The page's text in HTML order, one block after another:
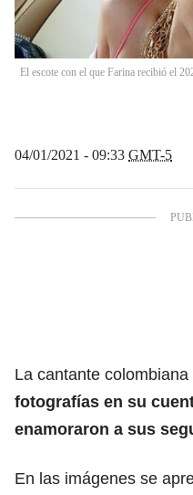
El escote con el que Farina recibió el
04/01/2021 - 09:33 GMT-5
La cantante colombiana
fotografías en su
enamoraron a sus
En las imágenes se